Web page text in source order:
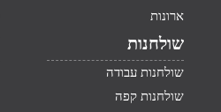
ארונות
שולחנות
שולחנות עבודה
שולחנות קפה